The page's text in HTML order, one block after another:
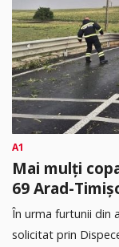
A1
Mai mulți
69 Arad-
În urma furtunii din
solicitat prin